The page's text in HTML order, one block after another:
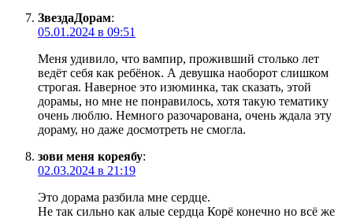
ЗвездаДорам:
05.01.2024 в 09:51
Меня удивило, что вампир, проживший столько лет
ведёт себя как ребёнок. А девушка наоборот слишком
строгая. Наверное это изюминка, так сказать, этой
дорамы, но мне не понравилось, хотя такую тематику
очень люблю. Немного разочарована, очень ждала эту
дораму, но даже досмотреть не смогла.
зови меня кореябу:
02.03.2024 в 21:19
Это дорама разбила мне сердце.
Не так сильно как алые сердца Корё конечно но всё же